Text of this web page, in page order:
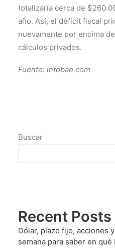
totalizaría cerca de
año. Así, el déficit fiscal
nuevamente por encima
cálculos privados.
Fuente: infobae.com
Buscar
Recent Posts
Dólar, plazo fijo, acciones
semana para saber en